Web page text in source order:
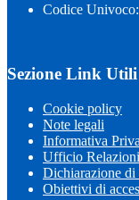
Codice
Sezione Link Utili
Cookie policy
Note legali
Informativa
Ufficio
Dichiarazione di
Obiettivi di